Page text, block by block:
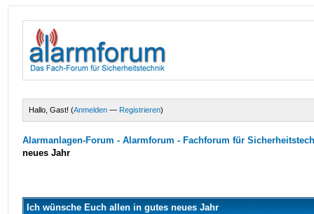
Hallo, Gast! (Anmelden — Registrieren)
Alarmanlagen-Forum - Alarmforum - Fachforum für
neues Jahr
Ich wünsche Euch allen in gutes neues Jahr